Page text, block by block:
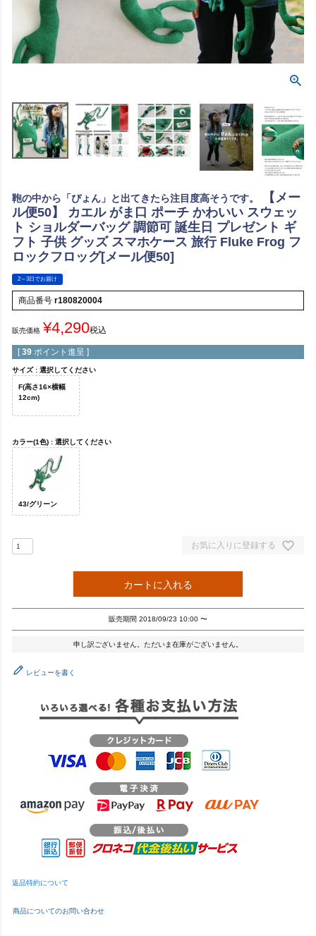
鞄の中から「ぴょん」と出てきたら注目度高そうです。
【メー
ル便50】 カエル がま口 ポーチ かわいい スウェッ
ト ショルダーバッグ 調節可 誕生日 プレゼント ギ
フト 子供 グッズ スマホケース 旅行 Fluke Frog フ
ロックフロッグ[メール便50]
2～3日でお届け
商品番号 r180820004
販売価格 ¥4,290税込
[ 39 ポイント進呈 ]
サイズ 選択してください
F(高さ16×横幅
12cm)
カラー(1色) 選択してください
43/グリーン
お気に入りに登録する
カートに入れる
販売期間 2018/09/23 10:00 〜
申し訳ございません。ただいま在庫がございません。
レビューを書く
返品特約について
商品についてのお問い合わせ